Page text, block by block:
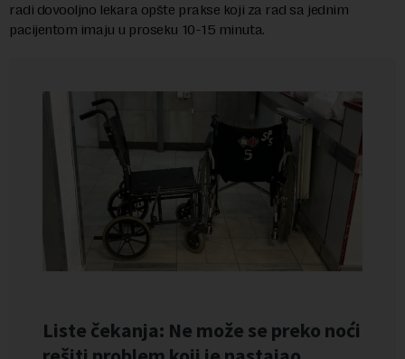
radi dovooljno lekara opšte prakse koji za rad sa jednim
pacijentom imaju u proseku 10-15 minuta.